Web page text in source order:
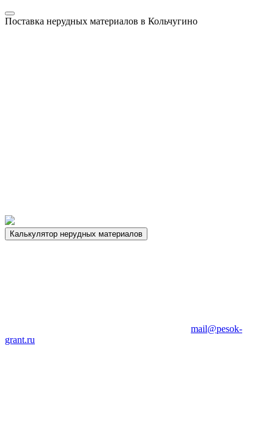
Поставка нерудных материалов в Кольчугино
Калькулятор нерудных материалов
mail@pesok-
grant.ru